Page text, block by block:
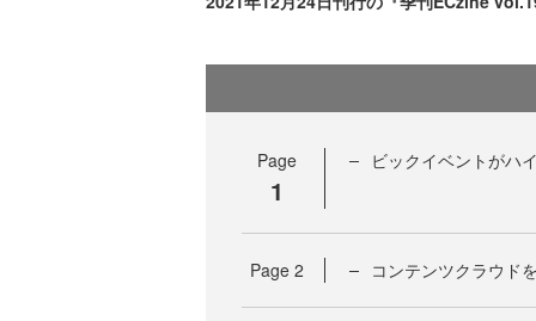
Page
1
ビックイベントが
Page 2 コンテンツクラウド